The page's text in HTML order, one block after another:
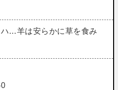
ハ…羊は安らかに草を食み